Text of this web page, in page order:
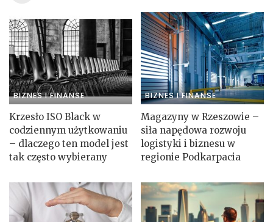
BIZNES I FINANSE
Krzesło ISO Black w
codziennym użytkowaniu
– dlaczego ten model jest
tak często wybierany
BIZNES I FINANSE
Magazyny w Rzeszowie –
siła napędowa rozwoju
logistyki i biznesu w
regionie Podkarpacia